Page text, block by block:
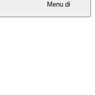
Menu di